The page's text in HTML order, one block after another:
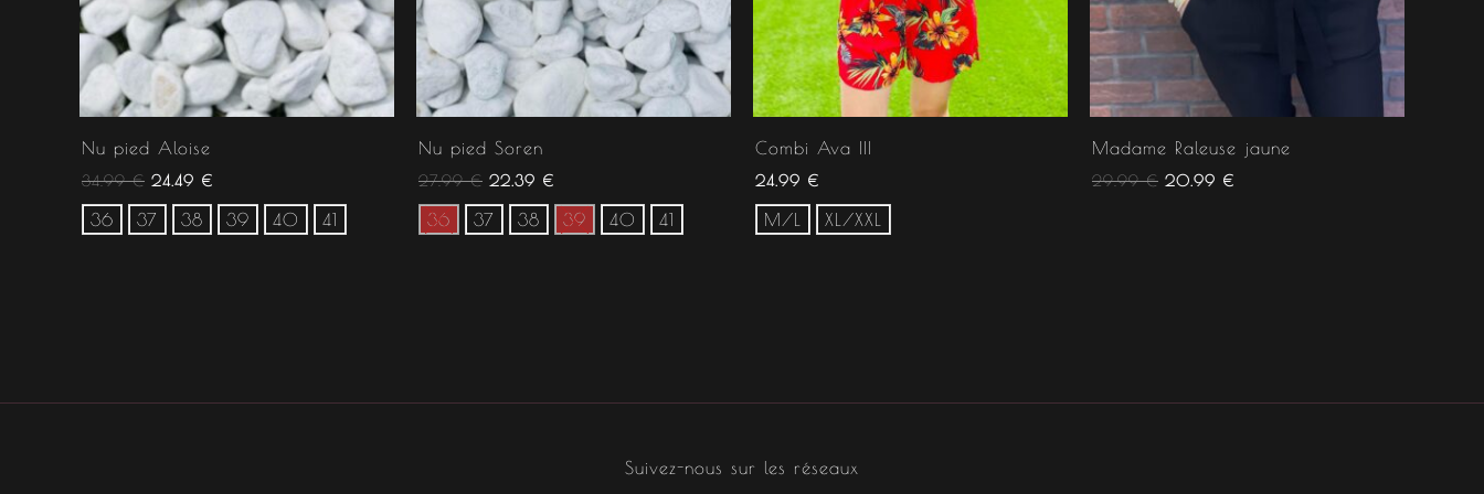
Nu pied Aloise
34.99€ 24.49 €
36 37 38 39 40 41
Nu pied Soren
27.99€ 22.39 €
36 37 38 39 40 41
Combi Ava III
24.99 €
M/L XL/XXL
Madame Raleuse jaune
29.99€ 20.99 €
Suivez-nous sur les réseaux